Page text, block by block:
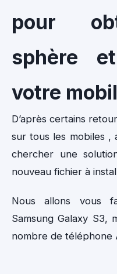
pour
sphère
votre
D’après certains
sur tous les mobiles ,
chercher une
nouveau fichier à
Nous allons vous
Samsung Galaxy S3,
nombre de téléphone